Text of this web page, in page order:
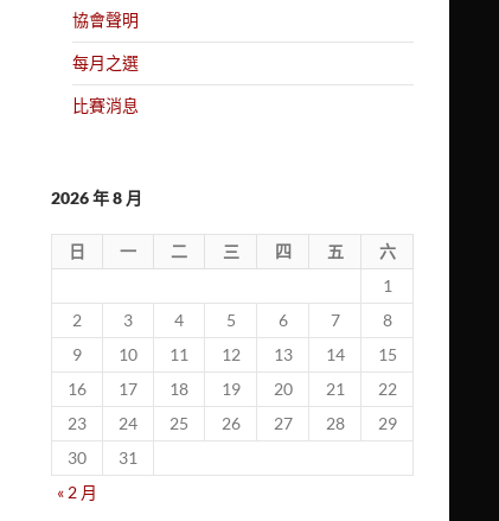
協會聲明
每月之選
比賽消息
2026 年 8 月
日 一 二 三 四 五
六
1
2
3 4 5 6 7
8
9
10 11 12 13 14
15
16
17 18 19 20 21
22
23
24 25 26 27 28
29
30
31
« 2 月